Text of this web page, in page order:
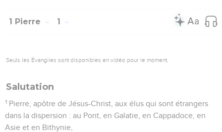
1 Pierre 1
Seuls les Évangiles sont disponibles en vidéo pour le moment.
Salutation
1 Pierre, apôtre de Jésus-Christ, aux élus qui sont étrangers
dans la dispersion : au Pont, en Galatie, en Cappadoce, en
Asie et en Bithynie,